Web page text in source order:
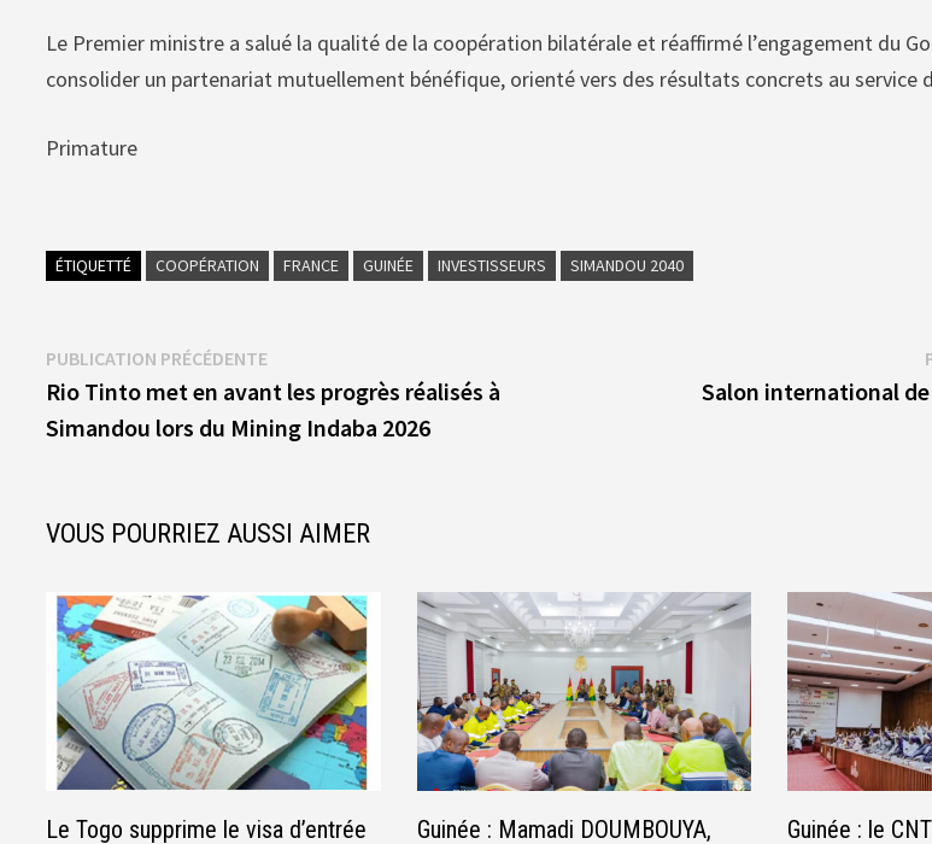
Le Premier ministre a salué la qualité de la coopération bilatérale et réaffirmé l’engagement du
consolider un partenariat mutuellement bénéfique, orienté vers des résultats concrets au service
Primature
ÉTIQUETTÉ COOPÉRATION FRANCE GUINÉE INVESTISSEURS SIMANDOU 2040
Navigation
de
PUBLICATION PRÉCÉDENTEPublication
précédente :
Rio Tinto met en avant les progrès réalisés à
Simandou lors du Mining Indaba 2026
Salon international
VOUS POURRIEZ AUSSI AIMER
Le Togo supprime le visa d’entrée
Guinée : Mamadi DOUMBOUYA,
Guinée : le